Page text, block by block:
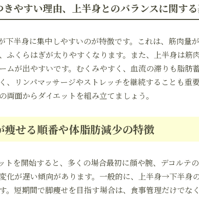
やすい理由、上半身とのバランスに関す
下半身に集中しやすいのが特徴です。これは、筋肉量
ふくらはぎが太りやすくなります。また、上半身は筋
ムが出やすいです。むくみやすく、血流の滞りも脂肪
、リンパマッサージやストレッチを継続することも重
両面からダイエットを組み立てましょう。
痩せる順番や体脂肪減少の特徴
トを開始すると、多くの場合最初に顔や腕、デコルテ
化が遅い傾向があります。一般的に、上半身→下半身
。短期間で脚痩せを目指す場合は、食事管理だけでな